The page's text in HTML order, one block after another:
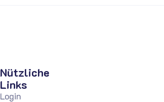
Nützliche
Links
Login